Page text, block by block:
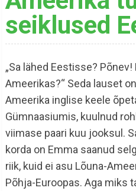
seiklused
„Sa lähed Eestisse?
Ameerikas?“ Seda lauset
Ameerika inglise keele
Gümnaasiumis, kuulnud
viimase paari kuu jooksul.
korda on Emma saanud
riik, kuid ei asu Lõuna-
Põhja-Euroopas. Aga miks